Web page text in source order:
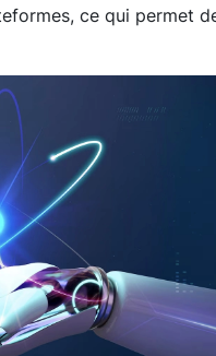
ce qui permet